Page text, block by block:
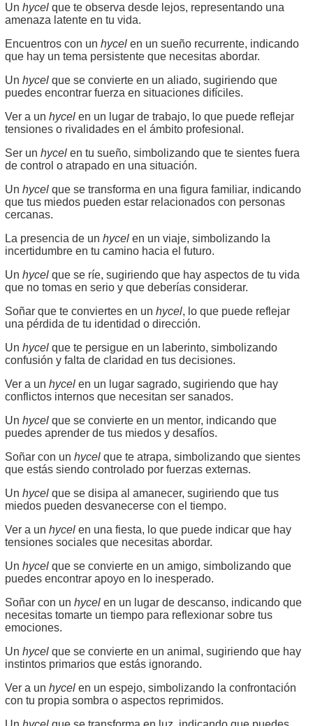
Un hycel que te observa desde lejos, representando una
amenaza latente en tu vida.
Encuentros con un hycel en un sueño recurrente, indicando
que hay un tema persistente que necesitas abordar.
Un hycel que se convierte en un aliado, sugiriendo que
puedes encontrar fuerza en situaciones difíciles.
Ver a un hycel en un lugar de trabajo, lo que puede reflejar
tensiones o rivalidades en el ámbito profesional.
Ser un hycel en tu sueño, simbolizando que te sientes fuera
de control o atrapado en una situación.
Un hycel que se transforma en una figura familiar, indicando
que tus miedos pueden estar relacionados con personas
cercanas.
La presencia de un hycel en un viaje, simbolizando la
incertidumbre en tu camino hacia el futuro.
Un hycel que se ríe, sugiriendo que hay aspectos de tu vida
que no tomas en serio y que deberías considerar.
Soñar que te conviertes en un hycel, lo que puede reflejar
una pérdida de tu identidad o dirección.
Un hycel que te persigue en un laberinto, simbolizando
confusión y falta de claridad en tus decisiones.
Ver a un hycel en un lugar sagrado, sugiriendo que hay
conflictos internos que necesitan ser sanados.
Un hycel que se convierte en un mentor, indicando que
puedes aprender de tus miedos y desafíos.
Soñar con un hycel que te atrapa, simbolizando que sientes
que estás siendo controlado por fuerzas externas.
Un hycel que se disipa al amanecer, sugiriendo que tus
miedos pueden desvanecerse con el tiempo.
Ver a un hycel en una fiesta, lo que puede indicar que hay
tensiones sociales que necesitas abordar.
Un hycel que se convierte en un amigo, simbolizando que
puedes encontrar apoyo en lo inesperado.
Soñar con un hycel en un lugar de descanso, indicando que
necesitas tomarte un tiempo para reflexionar sobre tus
emociones.
Un hycel que se convierte en un animal, sugiriendo que hay
instintos primarios que estás ignorando.
Ver a un hycel en un espejo, simbolizando la confrontación
con tu propia sombra o aspectos reprimidos.